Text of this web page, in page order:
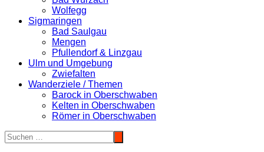
Wolfegg
Sigmaringen
Bad Saulgau
Mengen
Pfullendorf & Linzgau
Ulm und Umgebung
Zwiefalten
Wanderziele / Themen
Barock in Oberschwaben
Kelten in Oberschwaben
Römer in Oberschwaben